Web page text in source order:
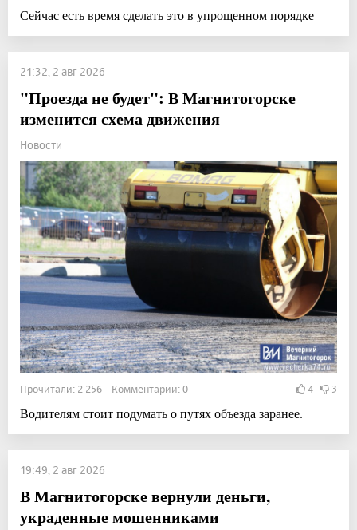
Сейчас есть время сделать это в упрощенном порядке
21:32, 2 авг 2026
"Проезда не будет": В Магнитогорске
изменится схема движения
Новости
Прочитали: 2 256 Комментарии: 0 4 3
Водителям стоит подумать о путях объезда заранее.
19:49, 2 авг 2026
В Магнитогорске вернули деньги,
украденные мошенниками